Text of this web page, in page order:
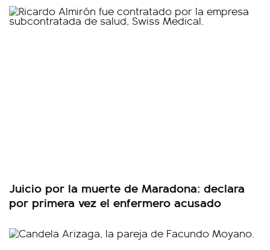
Juicio por la muerte de Maradona: declara
por primera vez el enfermero acusado